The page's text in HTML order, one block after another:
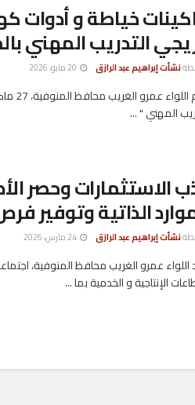
خياطة و أدوات
التدريب المهني
نشأت إبراهيم عبد الرازق
سلّم
المهني " ...
الاستثمارات وحصر
الذاتية وتوفير
نشأت إبراهيم عبد الرازق
عمرو الغريب محافظ المنوفية،
الإنتاجية و الخدمية بما ...